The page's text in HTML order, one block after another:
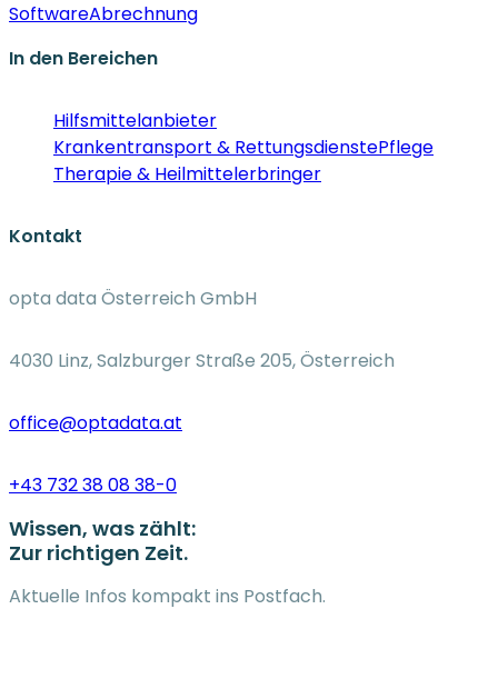
SoftwareAbrechnung
In den Bereichen
Hilfsmittelanbieter
Krankentransport & RettungsdienstePflege
Therapie & Heilmittelerbringer
Kontakt
opta data Österreich GmbH
4030 Linz, Salzburger Straße 205, Österreich
office@optadata.at
+43 732 38 08 38-0
Wissen, was zählt:
Zur richtigen Zeit.
Aktuelle Infos kompakt ins Postfach.